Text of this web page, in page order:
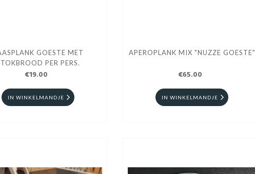
GOESTE MET
PER PERS.
€19.00
IN WINKELMANDJE
APEROPLANK MIX "NUZZE GOESTE"
€65.00
IN WINKELMANDJE